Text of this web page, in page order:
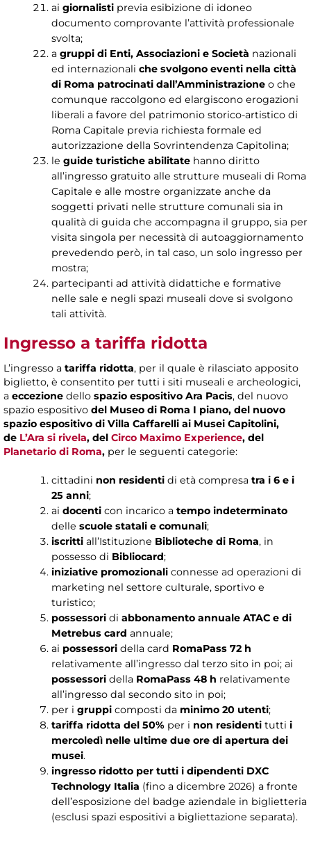
ai giornalistiprevia esibizione di idoneo
documento comprovante l’attività professionale
svolta;
a gruppi di Enti, Associazioni e Società nazionali
ed internazionali che svolgono eventi nella città
di Roma patrocinati dall’Amministrazioneo che
comunque raccolgono ed elargiscono erogazioni
liberali a favore del patrimonio storico-artistico di
Roma Capitale previa richiesta formale ed
autorizzazione della Sovrintendenza Capitolina;
le guide turistiche abilitatehanno diritto
all’ingresso gratuito alle strutture museali di Roma
Capitale e alle mostre organizzate anche da
soggetti privati nelle strutture comunali sia in
qualità di guida che accompagna il gruppo, sia per
visita singola per necessità di autoaggiornamento
prevedendo però, in tal caso, un solo ingresso per
mostra;
partecipanti ad attività didattiche e formative
nelle sale e negli spazi museali dove si svolgono
tali attività.
Ingresso a tariffa ridotta
L’ingresso a tariffa ridotta, per il quale è rilasciato apposito
biglietto, è consentito per tutti i siti museali e archeologici,
a eccezione dello spazio espositivo Ara Pacis, del nuovo
spazio espositivo del Museo di Roma I piano, del nuovo
spazio espositivo di Villa Caffarelli ai Musei Capitolini,
de L’Ara si rivela, del Circo Maximo Experience, del
Planetario di Roma, per le seguenti categorie:
cittadini non residentidi età compresa tra i 6 e i
25 anni;
ai docenticon incarico a tempo indeterminato
delle scuole statali e comunali;
iscrittiall’Istituzione Biblioteche di Roma, in
possesso di Bibliocard;
iniziative promozionaliconnesse ad operazioni di
marketing nel settore culturale, sportivo e
turistico;
possessoridi abbonamento annuale ATAC e di
Metrebus card annuale;
ai possessori della card RomaPass 72 h
relativamente all’ingresso dal terzo sito in poi; ai
possessoridella RomaPass 48 h relativamente
all’ingresso dal secondo sito in poi;
per i gruppicomposti da minimo 20 utenti;
tariffa ridotta del 50%per i non residentitutti i
mercoledì nelle ultime due ore di apertura dei
musei.
ingresso ridotto per tutti i dipendenti DXC
Technology Italia (fino a dicembre 2026) a fronte
dell’esposizione del badge aziendale in biglietteria
(esclusi spazi espositivi a bigliettazione separata).